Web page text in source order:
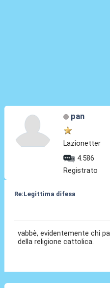
pan
Lazionetter
4.586
Registrato
Re:Legittima difesa
vabbè, evidentemente chi
della religione cattolica.